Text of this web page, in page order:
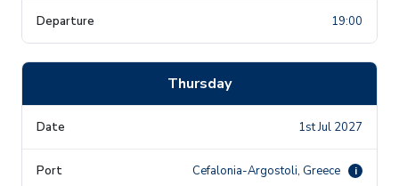
19:00
Thursday
1st Jul 2027
Cefalonia-Argostoli, Greece i